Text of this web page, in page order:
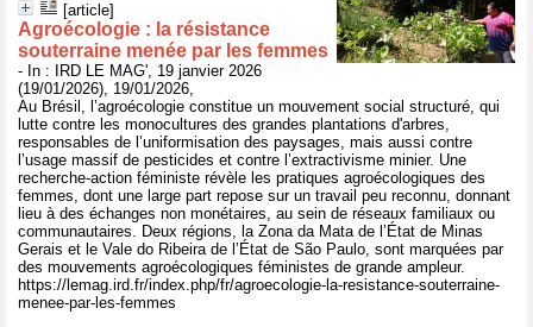
[article]
Agroécologie : la résistance
souterraine menée par les femmes
- In : IRD LE MAG', 19 janvier 2026
(19/01/2026), 19/01/2026,
Au Brésil, l’agroécologie constitue un mouvement social structuré, qui
lutte contre les monocultures des grandes plantations d'arbres,
responsables de l’uniformisation des paysages, mais aussi contre
l’usage massif de pesticides et contre l’extractivisme minier. Une
recherche-action féministe révèle les pratiques agroécologiques des
femmes, dont une large part repose sur un travail peu reconnu, donnant
lieu à des échanges non monétaires, au sein de réseaux familiaux ou
communautaires. Deux régions, la Zona da Mata de l’État de Minas
Gerais et le Vale do Ribeira de l’État de São Paulo, sont marquées par
des mouvements agroécologiques féministes de grande ampleur.
https://lemag.ird.fr/index.php/fr/agroecologie-la-resistance-souterraine-
menee-par-les-femmes